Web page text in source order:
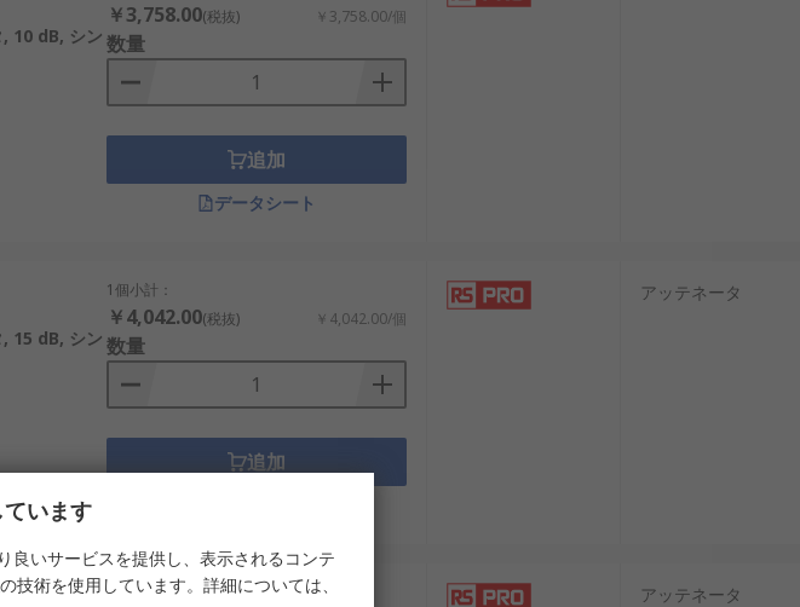
, 10 dB, シン
￥3,758.00(税抜) ￥3,758.00/個
数量
追加
データシート
, 15 dB, シン
1個小計：
￥4,042.00(税抜) ￥4,042.00/個
数量
追加
アッテネータ
1個小計： アッテネータ
います
良いサービスを提供し、表示されるコンテ
術を使用しています。詳細については、